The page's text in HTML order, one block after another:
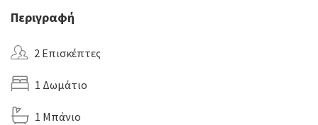
Περιγραφή
2 Επισκέπτες
1 Δωμάτιο
1 Μπάνιο